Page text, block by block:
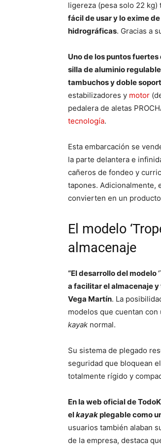
ligereza (pesa solo 22 kg)
fácil de usar y lo exime
hidrográficas. Gracias a
Uno de los puntos
silla de aluminio
tambuchos y doble
estabilizadores y motor
pedalera de aletas
tecnología.
Esta embarcación se
la parte delantera e
cañeros de fondeo y
tapones. Adicionalmente,
convierten en un
El modelo
almacenaje
“El desarrollo del modelo
a facilitar el almacenaje
Vega Martín. La
modelos que cuentan
kayak normal.
Su sistema de plegado
seguridad que bloquean
totalmente rígido y
En la web oficial de
elkayakplegable como
usuarios también alaban
de la empresa, destaca